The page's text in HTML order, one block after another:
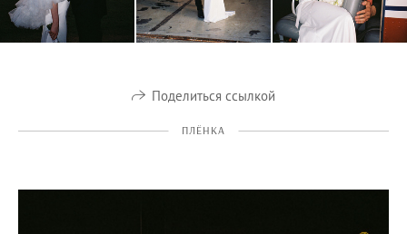
Поделиться ссылкой
ПЛЁНКА